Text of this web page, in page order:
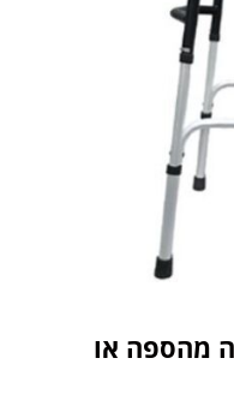
מהספה או